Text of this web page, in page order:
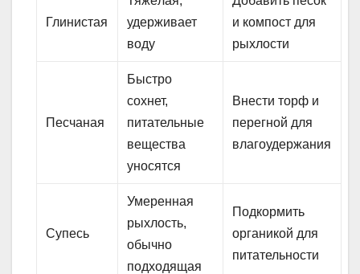
Глинистая
удерживает
воду
и компост для
рыхлости
Песчаная
Быстро
сохнет,
питательные
вещества
уносятся
Внести торф и
перегной для
влагоудержания
Супесь
Умеренная
рыхлость,
обычно
подходящая
Подкормить
органикой для
питательности